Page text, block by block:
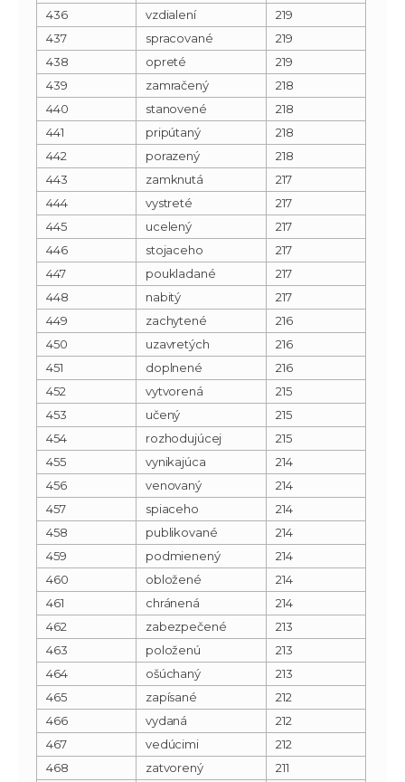
436 vzdialení
219
437
spracované
219
438
opreté
219
439
zamračený
218
440
stanovené
218
441
pripútaný
218
442
porazený
218
443
zamknutá
217
444
vystreté
217
445
ucelený
217
446
stojaceho
217
447
poukladané
217
448
nabitý
217
449
zachytené
216
450
uzavretých
216
451
doplnené
216
452
vytvorená
215
453
učený
215
454
rozhodujúcej
215
455
vynikajúca
214
456
venovaný
214
457
spiaceho
214
458
publikované
214
459
podmienený
214
460
obložené
214
461
chránená
214
462
zabezpečené
213
463
položenú
213
464
ošúchaný
213
465
zapísané
212
466
vydaná
212
467
vedúcimi
212
468
zatvorený
211